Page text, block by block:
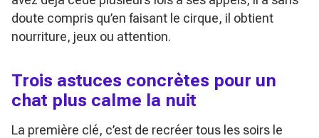
doute compris qu’en faisant le cirque, il obtient
nourriture, jeux ou attention.
Trois astuces concrètes pour un
chat plus calme la nuit
La première clé, c’est de recréer tous les soirs le